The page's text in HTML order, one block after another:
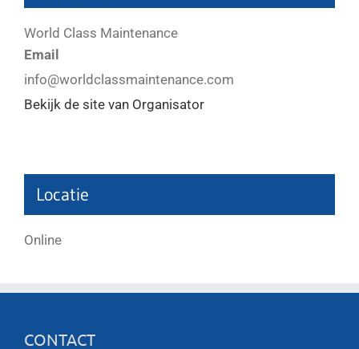
World Class Maintenance
Email
info@worldclassmaintenance.com
Bekijk de site van Organisator
Locatie
Online
CONTACT